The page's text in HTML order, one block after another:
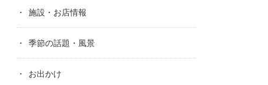
施設・お店情報
季節の話題・風景
お出かけ